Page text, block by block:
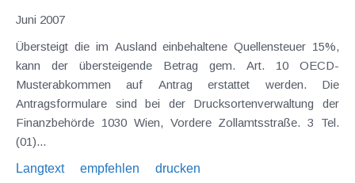
Juni 2007
Übersteigt die im Ausland einbehaltene Quellensteuer 15%,
kann der übersteigende Betrag gem. Art. 10 OECD-
Musterabkommen auf Antrag erstattet werden. Die
Antragsformulare sind bei der Drucksortenverwaltung der
Finanzbehörde 1030 Wien, Vordere Zollamtsstraße. 3 Tel.
(01)...
Langtext
empfehlen drucken